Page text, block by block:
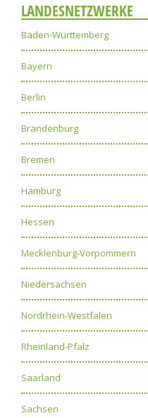
LANDESNETZWERKE
Baden-Württemberg
Bayern
Berlin
Brandenburg
Bremen
Hamburg
Hessen
Mecklenburg-Vorpommern
Niedersachsen
Nordrhein-Westfalen
Rheinland-Pfalz
Saarland
Sachsen